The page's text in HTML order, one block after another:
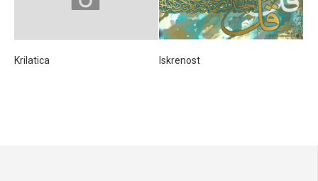
Krilatica Iskrenost